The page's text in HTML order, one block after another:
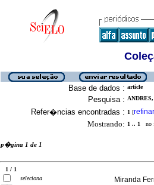
Base de dados : article
Pesquisa :
Refer�ncias encontradas : 1 [refinar
Mostrando: 1 .. 1 no
p�gina 1 de 1
1 / 1
seleciona
Miranda